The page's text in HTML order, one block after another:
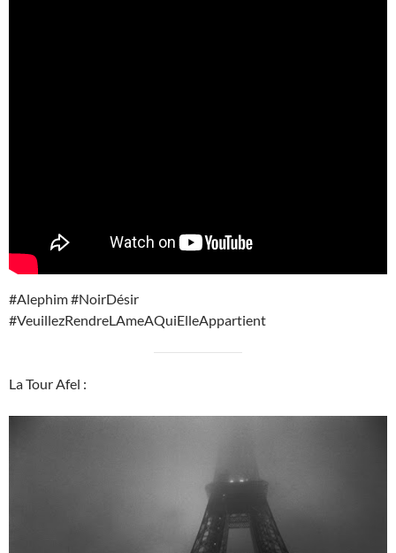
#Alephim #NoirDésir
#VeuillezRendreLAmeAQuiElleAppartient
La Tour Afel :